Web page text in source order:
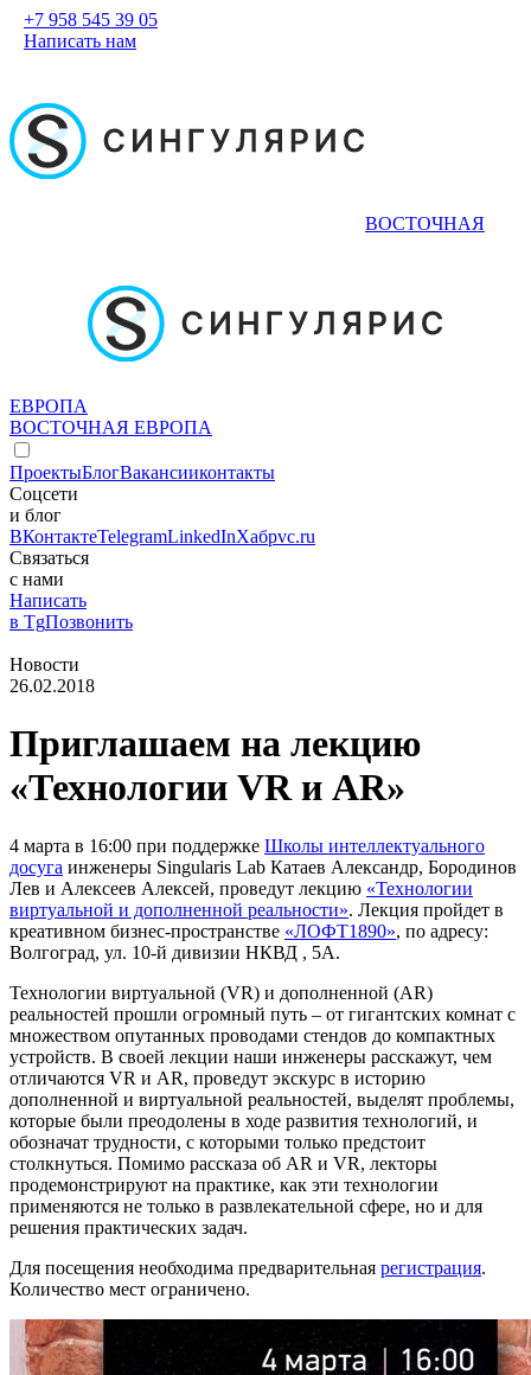
+7 958 545 39 05
Написать нам
ВОСТОЧНАЯ
ЕВРОПА
ВОСТОЧНАЯ ЕВРОПА
ПроектыБлогВакансииконтакты
Соцсети
и блог
ВКонтактеTelegramLinkedInХабрvc.ru
Связаться
с нами
Написать
в TgПозвонить
Новости
26.02.2018
Приглашаем на лекцию
«Технологии VR и AR»
4 марта в 16:00 при поддержке Школы интеллектуального
досуга инженеры Singularis Lab Катаев Александр, Бородинов
Лев и Алексеев Алексей, проведут лекцию «Технологии
виртуальной и дополненной реальности». Лекция пройдет в
креативном бизнес-пространстве «ЛОФТ1890», по адресу:
Волгоград, ул. 10-й дивизии НКВД , 5А.
Технологии виртуальной (VR) и дополненной (AR)
реальностей прошли огромный путь – от гигантских комнат с
множеством опутанных проводами стендов до компактных
устройств. В своей лекции наши инженеры расскажут, чем
отличаются VR и AR, проведут экскурс в историю
дополненной и виртуальной реальностей, выделят проблемы,
которые были преодолены в ходе развития технологий, и
обозначат трудности, с которыми только предстоит
столкнуться. Помимо рассказа об AR и VR, лекторы
продемонстрируют на практике, как эти технологии
применяются не только в развлекательной сфере, но и для
решения практических задач.
Для посещения необходима предварительная регистрация.
Количество мест ограничено.